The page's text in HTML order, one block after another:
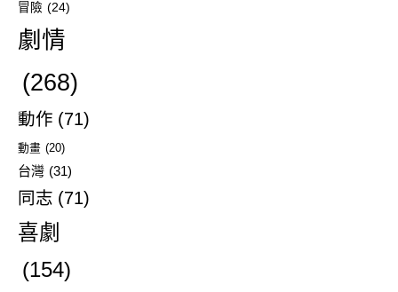
冒險 (24)
劇情
(268)
動作 (71)
動畫 (20)
台灣 (31)
同志 (71)
喜劇
(154)